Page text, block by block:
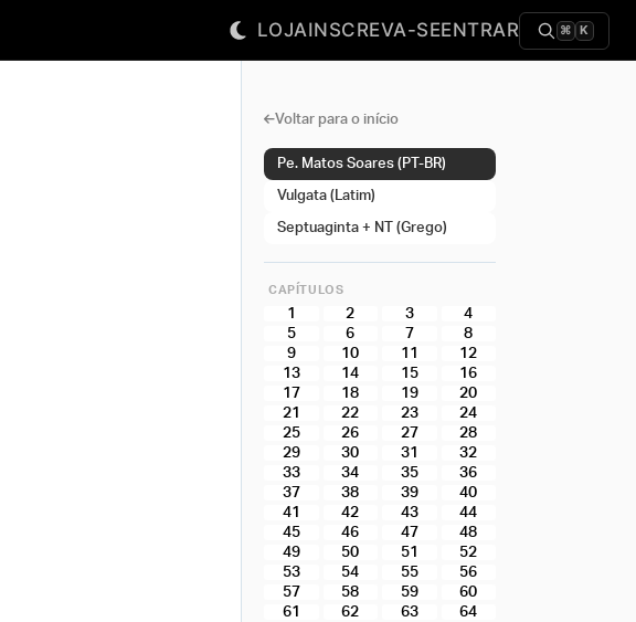
LOJAINSCREVA-SEENTRAR ⌘ K
Voltar para o início
Pe. Matos Soares (PT-BR)
Vulgata (Latim)
Septuaginta + NT (Grego)
CAPÍTULOS
1 2 3
4
5
6 7
8
9
10 11
12
13
14 15
16
17
18 19
20
21
22 23
24
25
26 27
28
29
30 31
32
33
34 35
36
37
38 39
40
41
42 43
44
45
46 47
48
49
50 51
52
53
54 55
56
57
58 59
60
61
62 63
64